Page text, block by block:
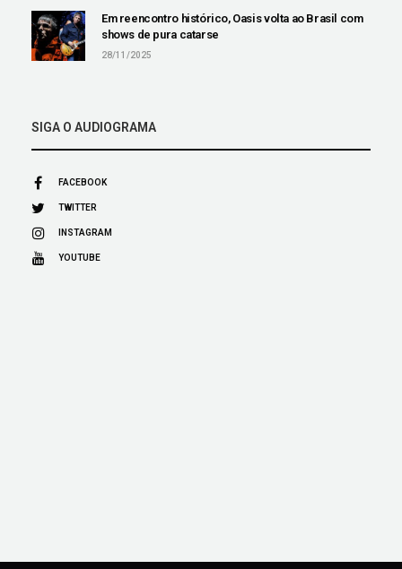
Em reencontro histórico, Oasis volta ao Brasil com
shows de pura catarse
28/11/2025
SIGA O AUDIOGRAMA
FACEBOOK
TWITTER
INSTAGRAM
YOUTUBE